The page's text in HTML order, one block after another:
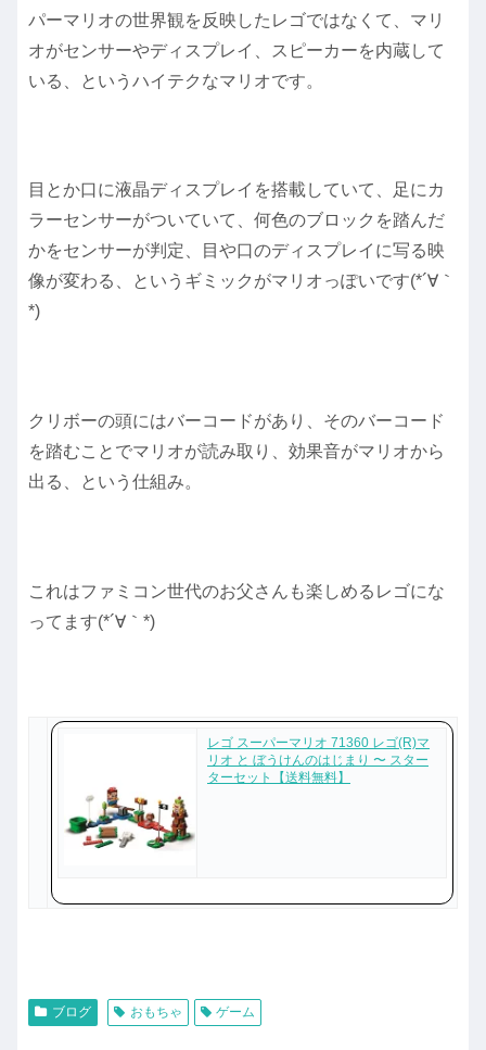
パーマリオの世界観を反映したレゴではなくて、マリ
オがセンサーやディスプレイ、スピーカーを内蔵して
いる、というハイテクなマリオです。
目とか口に液晶ディスプレイを搭載していて、足にカ
ラーセンサーがついていて、何色のブロックを踏んだ
かをセンサーが判定、目や口のディスプレイに写る映
像が変わる、というギミックがマリオっぽいです(*´∀｀
*)
クリボーの頭にはバーコードがあり、そのバーコード
を踏むことでマリオが読み取り、効果音がマリオから
出る、という仕組み。
これはファミコン世代のお父さんも楽しめるレゴにな
ってます(*´∀｀*)
レゴ スーパーマリオ 71360 レゴ(R)マ
リオ と ぼうけんのはじまり 〜 スター
ターセット【送料無料】
ブログ おもちゃ ゲーム